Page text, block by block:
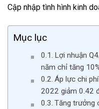
Cập nhập tình hình kinh
Mục lục
Lợi nhuận
năm chỉ tăng
Áp lực chi
2022 giảm 0.42
Tăng trưởng